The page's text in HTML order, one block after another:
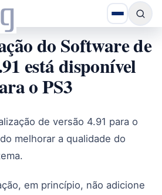
do Software de
está disponível
o PS3
de versão 4.91 para o
melhorar a qualidade do
em princípio, não adicione